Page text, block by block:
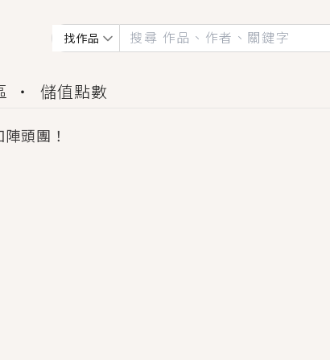
找作品
儲值點數
頭團！
獨享福利！
前夫失憶移情別戀，她頭也不回找新歡，他
位少女，今夏最推純愛GL漫畫！
，已中毒Σ>―(〃°ω°〃)♡→
是屬於他的停屍櫃？！
的一生將不由自主追逐著她……